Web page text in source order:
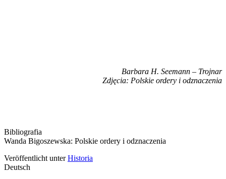
Barbara H. Seemann – Trojnar
Zdjęcia: Polskie ordery i odznaczenia
Bibliografia
Wanda Bigoszewska: Polskie ordery i odznaczenia
Veröffentlicht unter Historia
Deutsch